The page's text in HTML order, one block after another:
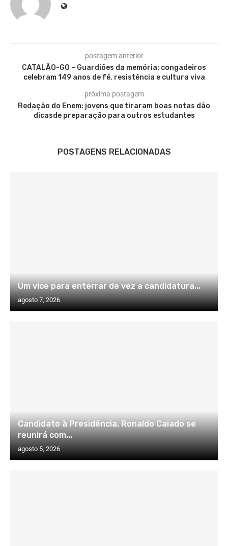
postagem anterior
CATALÃO-GO – Guardiões da memória: congadeiros
celebram 149 anos de fé, resistência e cultura viva
próxima postagem
Redação do Enem: jovens que tiraram boas notas dão
dicasde preparação para outros estudantes
POSTAGENS RELACIONADAS
Um vice para enterrar de vez a candidatura...
agosto 7, 2026
Candidato à Presidência, Ronaldo Caiado se
reunirá com...
agosto 5, 2026